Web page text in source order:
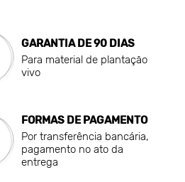
GARANTIA DE 90 DIAS
Para material de plantação
vivo
FORMAS DE PAGAMENTO
Por transferência bancária,
pagamento no ato da
entrega